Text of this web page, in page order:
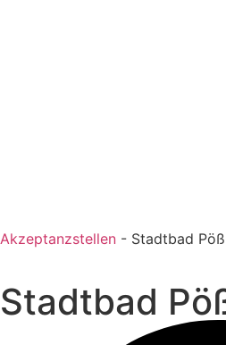
Akzeptanzstellen - Stadtbad
Stadtbad